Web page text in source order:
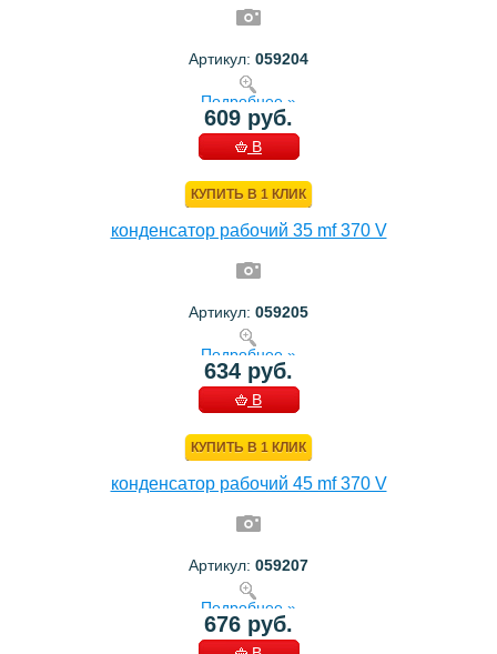
Артикул: 059204
Подробнее »
609 руб.
В
КУПИТЬ В 1 КЛИК
конденсатор рабочий 35 mf 370 V
Артикул: 059205
Подробнее »
634 руб.
В
КУПИТЬ В 1 КЛИК
конденсатор рабочий 45 mf 370 V
Артикул: 059207
Подробнее »
676 руб.